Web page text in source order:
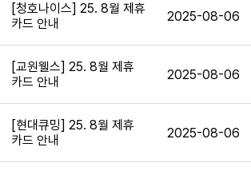
[청호나이스] 25. 8월 제휴
카드 안내
2025-08-06
[교원웰스] 25. 8월 제휴
카드 안내
2025-08-06
[현대큐밍] 25. 8월 제휴
카드 안내
2025-08-06